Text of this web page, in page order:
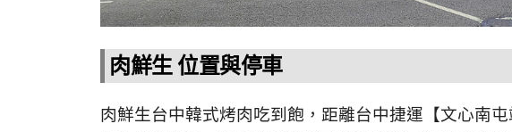
肉鮮生 位置與停車
肉鮮生台中韓式烤肉吃到飽，距離台中捷運【文心南